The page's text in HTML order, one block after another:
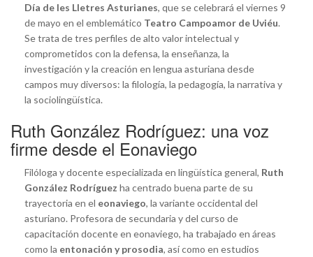
Día de les Lletres Asturianes, que se celebrará el viernes 9
de mayo en el emblemático Teatro Campoamor de Uviéu.
Se trata de tres perfiles de alto valor intelectual y
comprometidos con la defensa, la enseñanza, la
investigación y la creación en lengua asturiana desde
campos muy diversos: la filología, la pedagogía, la narrativa y
la sociolingüística.
Ruth González Rodríguez: una voz
firme desde el Eonaviego
Filóloga y docente especializada en lingüística general, Ruth
González Rodríguez ha centrado buena parte de su
trayectoria en el eonaviego, la variante occidental del
asturiano. Profesora de secundaria y del curso de
capacitación docente en eonaviego, ha trabajado en áreas
como la entonación y prosodia, así como en estudios